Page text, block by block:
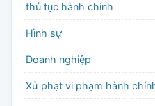
thủ tục hành chính
Hình sự
Doanh nghiệp
Xử phạt vi phạm hành